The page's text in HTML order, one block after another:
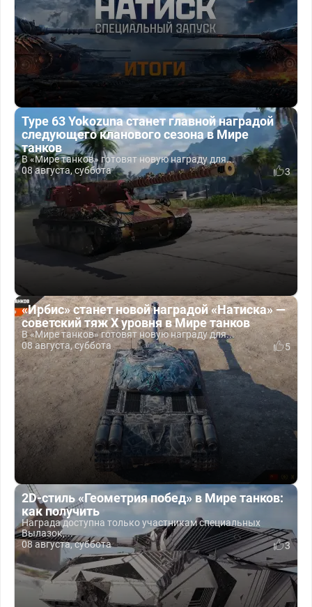
Type 63 Yokozuna станет главной наградой
следующего кланового сезона в Мире
танков
В «Мире танков» готовят новую награду для...
08 августа, суббота
3
«Ирбис» станет новой наградой «Натиска» —
советский тяж X уровня в Мире танков
В «Мире танков» готовят новую награду для...
08 августа, суббота
5
2D-стиль «Геометрия побед» в Мире танков:
как получить
Награда доступна только участникам специальных
Вылазок,...
08 августа, суббота
3